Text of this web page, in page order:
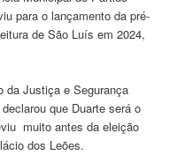
para o lançamento da pré-
de São Luís em 2024,
da Justiça e Segurança
que Duarte será o
muito antes da eleição
dos Leões.